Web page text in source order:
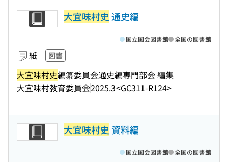
大宜味村史 通史編
紙 図書
大宜味村史編纂委員会通史編専門部会 編集
大宜味村教育委員会2025.3<GC311-R124>
国立国会図書館 全国の図書館
大宜味村史 資料編
国立国会図書館 全国の図書館